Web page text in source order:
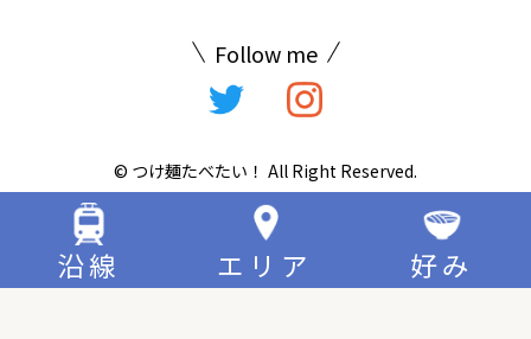
沿線 エリア 好み
Follow me
© つけ麺たべたい！ All Right Reserved.